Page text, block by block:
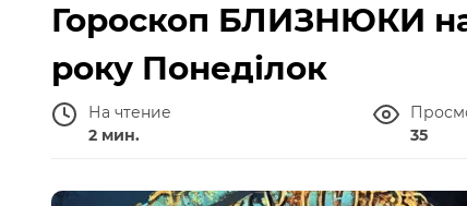
Гороскоп БЛИЗНЮКИ на
року Понеділок
На чтение
2 мин.
35